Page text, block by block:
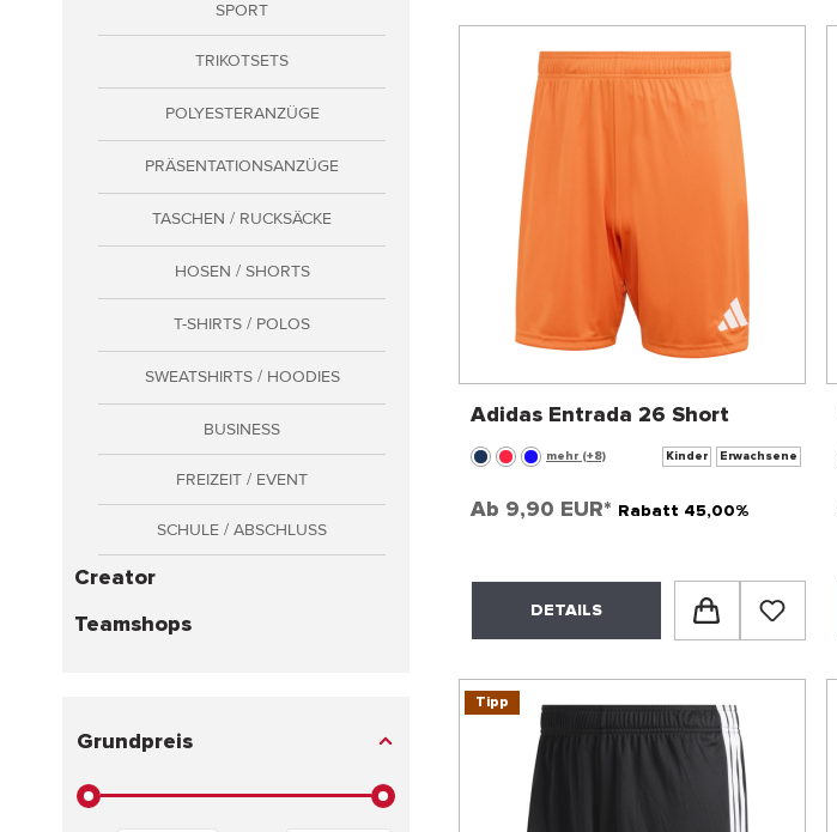
SPORT
TRIKOTSETS
POLYESTERANZÜGE
PRÄSENTATIONSANZÜGE
TASCHEN / RUCKSÄCKE
HOSEN / SHORTS
T-SHIRTS / POLOS
SWEATSHIRTS / HOODIES
BUSINESS
FREIZEIT / EVENT
SCHULE / ABSCHLUSS
Creator
Teamshops
Grundpreis
Adidas Entrada 26 Short
mehr (+8) Kinder Erwachsene
Ab 9,90 EUR* Rabatt 45,00%
DETAILS
Tipp